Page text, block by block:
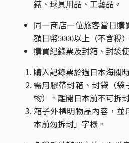
錶、球具用品、工藝品。
同一商店一位旅客當日購
額日幣5000以上（不含稅
購買紀錄票及封箱、封袋使
購入記錄票於過日本海關
需用膠帶封箱、封袋（袋
物）。離開日本前不可拆
箱子外標明物品內容，並
本前勿拆封」字樣。